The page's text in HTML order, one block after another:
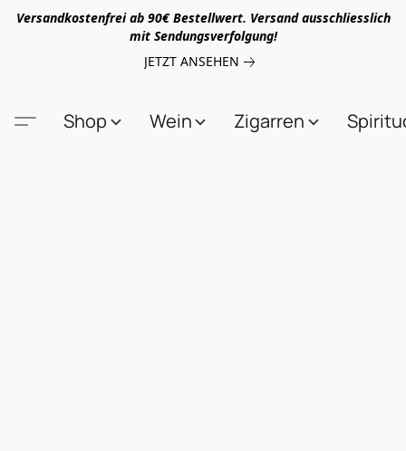
Versandkostenfrei ab 90€ Bestellwert. Versand ausschliesslich
mit Sendungsverfolgung!
JETZT ANSEHEN
Shop Wein Zigarren